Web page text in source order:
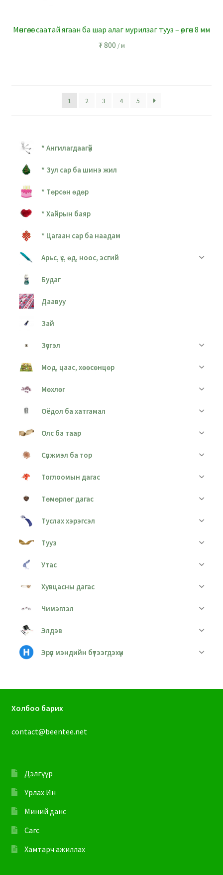
Мөнгөлөг саатай ягаан ба шар алаг мурилзаг тууз – өргөн 8 мм
₮800 / м
1 2 3 4 5
* Ангилагдаагүй
* Зул сар ба шинэ жил
* Төрсөн өдөр
* Хайрын баяр
* Цагаан сар ба наадам
Арьс, үс, өд, ноос, эсгий
Будаг
Даавуу
Зай
Зүүсгэл
Мод, цаас, хөөсөнцөр
Мөхлөг
Оёдол ба хатгамал
Олс ба таар
Сүлжмэл ба тор
Тоглоомын дагас
Төмөрлөг дагас
Туслах хэрэгсэл
Тууз
Утас
Хувцасны дагас
Чимэглэл
Элдэв
Эрүүл мэндийн бүтээгдэхүүн
Холбоо барих
contact@beentee.net
Дэлгүүр
Урлах Ин
Миний данс
Сагс
Хамтарч ажиллах